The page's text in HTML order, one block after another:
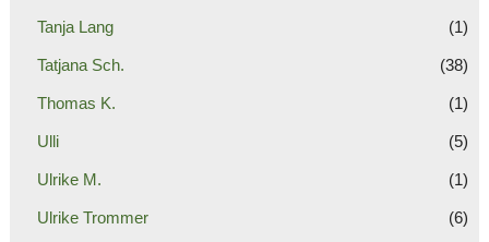
Tanja Lang (1)
Tatjana Sch. (38)
Thomas K. (1)
Ulli (5)
Ulrike M. (1)
Ulrike Trommer (6)